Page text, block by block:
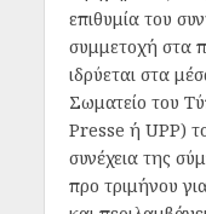
επιθυμία του
συμμετοχή στα
ιδρύεται στα
Σωματείο του
Presse ή UPP)
συνέχεια της
προ τριμήνου